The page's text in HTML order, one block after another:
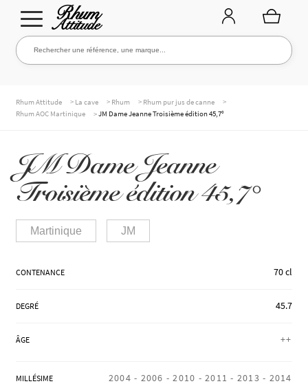
Aller
à
Aller
au
Rechercher une référence, une marque...
Rechercher
NOS RHUMS
COFFRETS & CADEAUX
Rhum Attitude > La cave > Rhum > Rhum pur jus de canne
>
Rhum AOC Martinique
>JM Dame Jeanne Troisième édition 45,7°
JM Dame Jeanne
Troisième édition 45,7°
Martinique JM
CONTENANCE 70 cl
DEGRÉ 45.7
ÂGE ++
MILLÉSIME 2004 - 2006 -2010 -2011 - 2013 - 2014